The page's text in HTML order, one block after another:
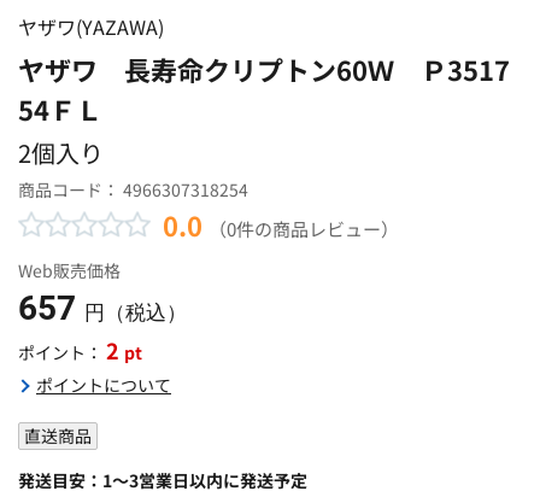
ヤザワ(YAZAWA)
ヤザワ 長寿命クリプトン60Ｗ Ｐ3517
54ＦＬ
2個入り
商品コード： 4966307318254
0.0 （0件の商品レビュー）
Web販売価格
657 円（税込）
ポイント： 2 pt
ポイントについて
直送商品
発送目安：1～3営業日以内に発送予定